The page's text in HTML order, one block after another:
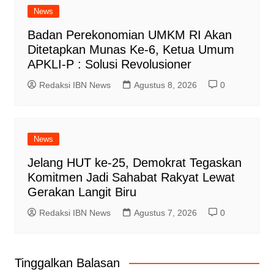
News
Badan Perekonomian UMKM RI Akan
Ditetapkan Munas Ke-6, Ketua Umum
APKLI-P : Solusi Revolusioner
Redaksi IBN News Agustus 8, 2026 0
News
Jelang HUT ke-25, Demokrat Tegaskan
Komitmen Jadi Sahabat Rakyat Lewat
Gerakan Langit Biru
Redaksi IBN News Agustus 7, 2026 0
Tinggalkan Balasan